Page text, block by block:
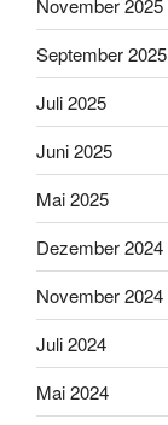
September 2025
Juli 2025
Juni 2025
Mai 2025
Dezember 2024
November 2024
Juli 2024
Mai 2024